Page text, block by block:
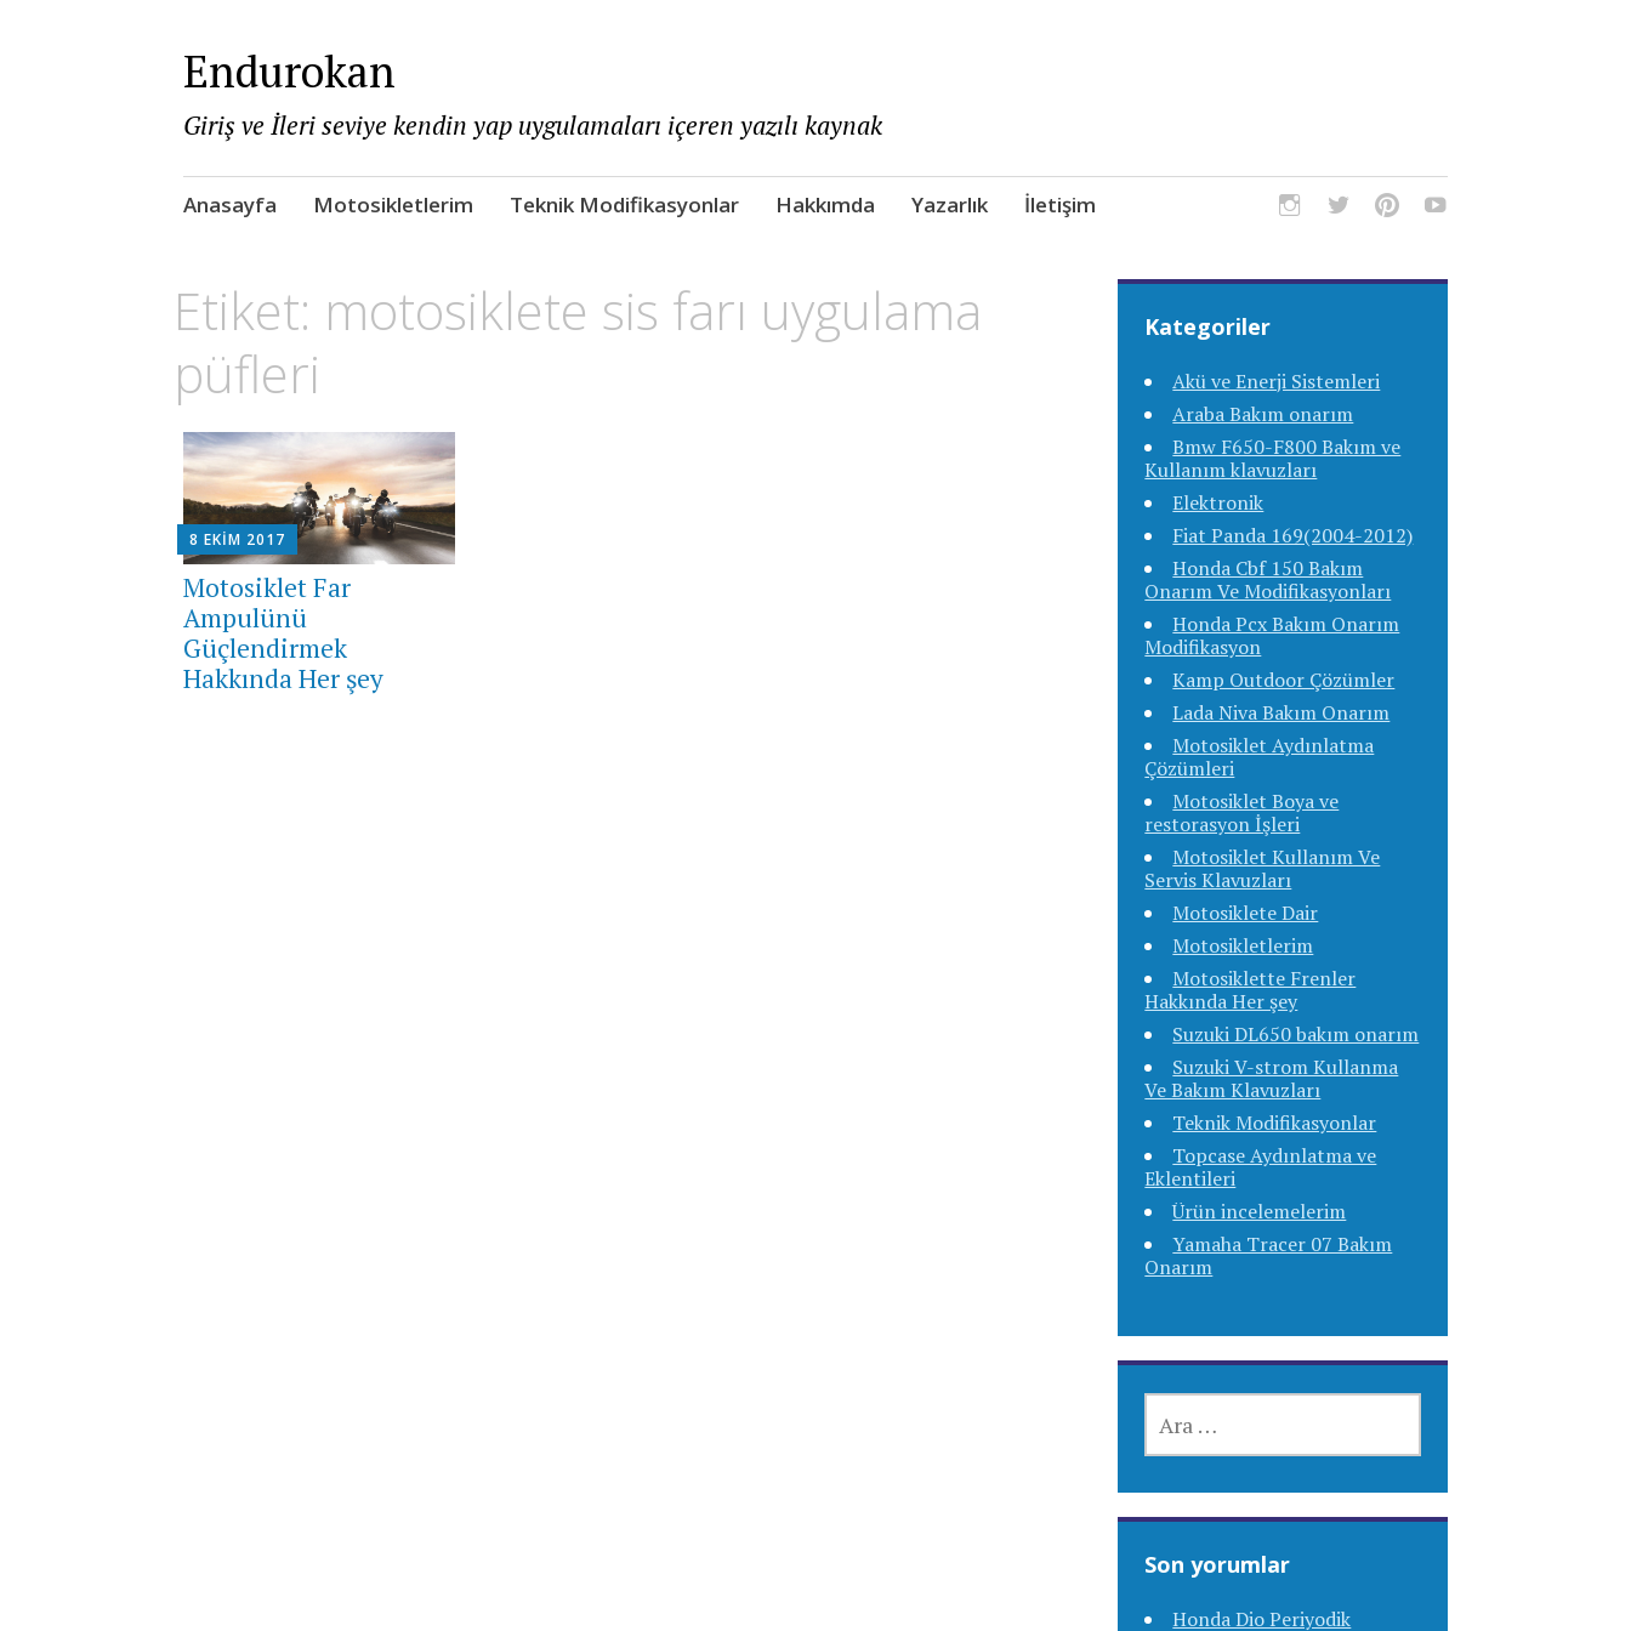
Endurokan
Giriş ve İleri seviye kendin yap uygulamaları içeren yazılı kaynak
Skip
Anasayfa Motosikletlerim Teknik Modifikasyonlar Hakkımda Yazarlık İletişim
Etiket: motosiklete sis farı uygulama
püfleri
8 EKIM 2017
Motosiklet Far
Ampulünü
Güçlendirmek
Hakkında Her şey
Kategoriler
Akü ve Enerji Sistemleri
Araba Bakım onarım
Bmw F650-F800 Bakım ve
Kullanım klavuzları
Elektronik
Fiat Panda 169(2004-2012)
Honda Cbf 150 Bakım
Onarım Ve Modifikasyonları
Honda Pcx Bakım Onarım
Modifikasyon
Kamp Outdoor Çözümler
Lada Niva Bakım Onarım
Motosiklet Aydınlatma
Çözümleri
Motosiklet Boya ve
restorasyon İşleri
Motosiklet Kullanım Ve
Servis Klavuzları
Motosiklete Dair
Motosikletlerim
Motosiklette Frenler
Hakkında Her şey
Suzuki DL650 bakım onarım
Suzuki V-strom Kullanma
Ve Bakım Klavuzları
Teknik Modifikasyonlar
Topcase Aydınlatma ve
Eklentileri
Ürün incelemelerim
Yamaha Tracer 07 Bakım
Onarım
Son yorumlar
Honda Dio Periyodik